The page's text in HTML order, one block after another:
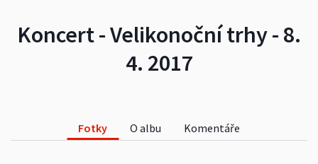
Koncert - Velikonoční trhy - 8.
4. 2017
Fotky O albu Komentáře